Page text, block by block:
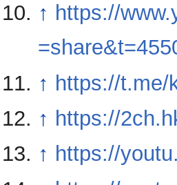
↑ https://
↑ https://t.me/
↑ https://
↑ https://